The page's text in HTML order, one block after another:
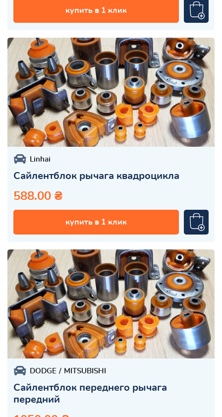
купить в 1 клик
Linhai
Сайлентблок рычага квадроцикла
588.00 ₴
купить в 1 клик
DODGE MITSUBISHI
Сайлентблок переднего рычага
передний